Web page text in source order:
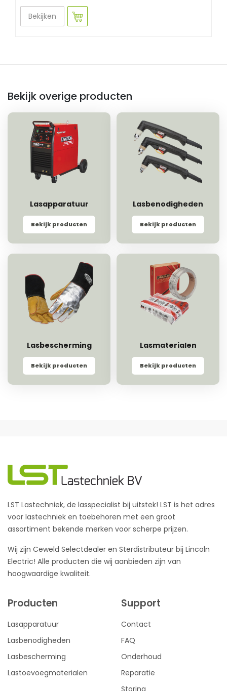
Bekijken
Bekijk overige producten
Lasapparatuur
Bekijk producten
Lasbenodigheden
Bekijk producten
Lasbescherming
Bekijk producten
Lasmaterialen
Bekijk producten
LST Lastechniek, de lasspecialist bij uitstek! LST is het adres
voor lastechniek en toebehoren met een groot
assortiment bekende merken voor scherpe prijzen.
Wij zijn Ceweld Selectdealer en Sterdistributeur bij Lincoln
Electric! Alle producten die wij aanbieden zijn van
hoogwaardige kwaliteit.
Producten
Lasapparatuur
Lasbenodigheden
Lasbescherming
Lastoevoegmaterialen
Support
Contact
FAQ
Onderhoud
Reparatie
Storing